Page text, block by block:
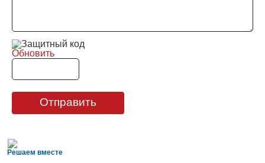
Обновить
Отправить
Решаем вместе